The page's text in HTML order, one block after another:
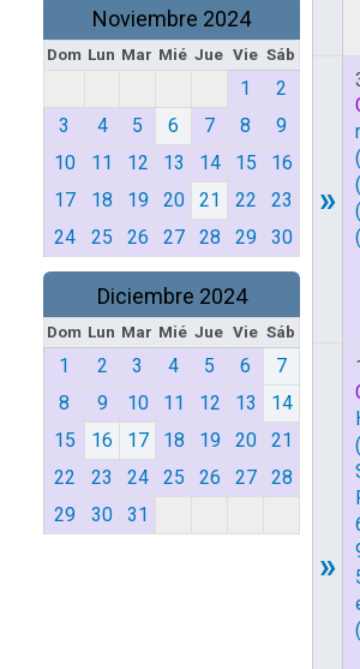
Noviembre 2024
Dom Lun Mar Mié Jue Vie Sáb
1
2
3
4 5 6 7 8
9
10
11 12 13 14 15
16
17
18 19 20 21 22
23
24
25 26 27 28 29 30
Diciembre 2024
Dom Lun Mar Mié Jue Vie Sáb
1 2 3 4 5 6
7
8
9 10 11 12 13
14
15
16 17 18 19 20
21
22
23 24 25 26 27
28
29
30 31
»
»